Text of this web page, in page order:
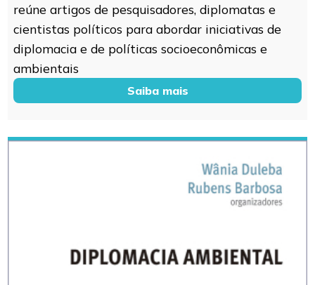
reúne artigos de pesquisadores, diplomatas e
cientistas políticos para abordar iniciativas de
diplomacia e de políticas socioeconômicas e
ambientais
Saiba mais